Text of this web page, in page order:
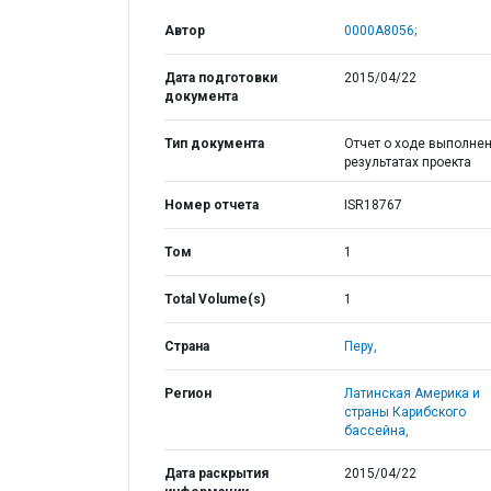
Автор 0000A8056;
Дата подготовки
документа
2015/04/22
Тип документа
Отчет о ходе
результатах проекта
Номер отчета ISR18767
Том 1
Total Volume(s) 1
Страна Перу,
Регион
Латинская Америка и
страны Карибского
бассейна,
Дата раскрытия
2015/04/22